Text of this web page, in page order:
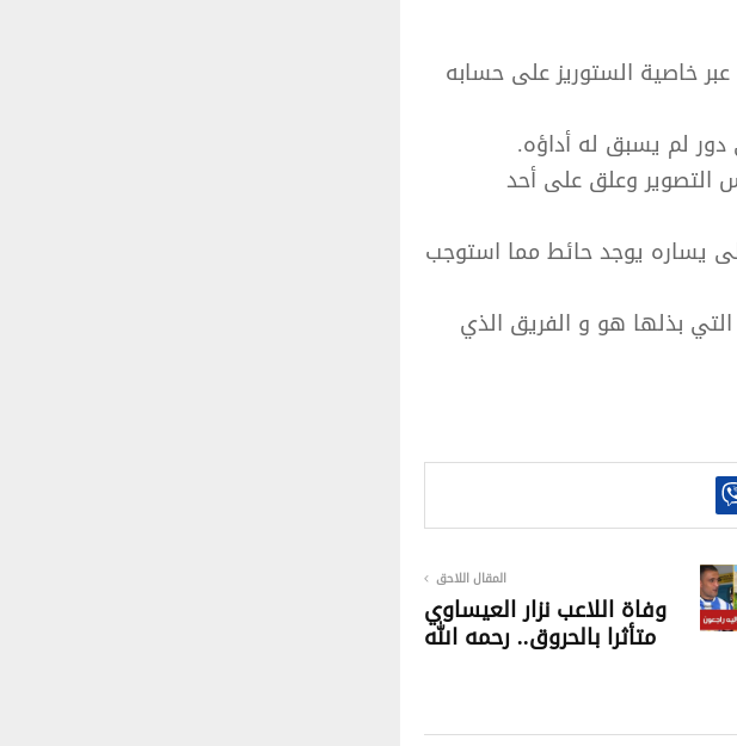
خاصية الستوريز على حسابه
لم يسبق له أداؤه.
وعلق على أحد
يساره يوجد حائط مما استوجب
بذلها هو و الفريق الذي
المقال اللاحق
وفاة اللاعب نزار العيساوي
متأثرا بالحروق.. رحمه الله